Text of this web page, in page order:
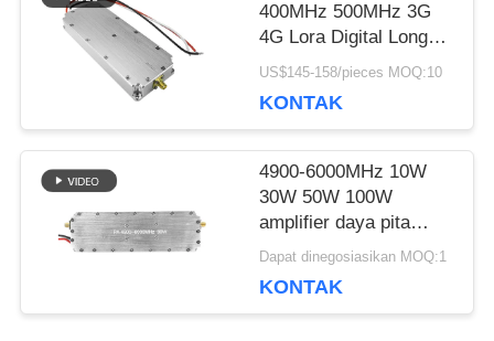
400MHz 500MHz 3G
4G Lora Digital Long
Range RF amplifier anti
sistem
US$145-158/pieces MOQ:10
KONTAK
4900-6000MHz 10W
30W 50W 100W
amplifier daya pita
lebar modul RF
Dapat dinegosiasikan MOQ:1
KONTAK